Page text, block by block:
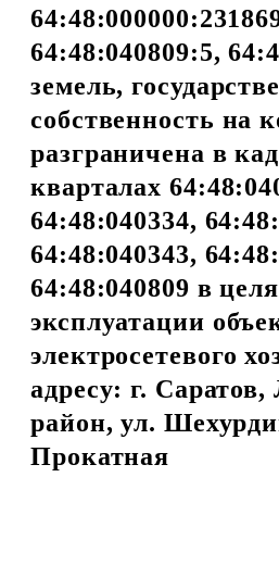
64:48:040809:5,
земель,
собственность на
разграничена в
кварталах
64:48:040334,
64:48:040343,
64:48:040809 в
эксплуатации
электросетевого
адресу: г.
район, ул.
Прокатная